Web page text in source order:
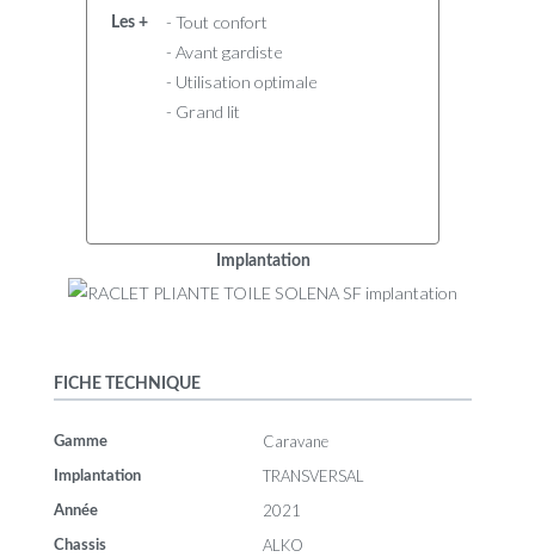
Les +
- Tout confort
- Avant gardiste
- Utilisation optimale
- Grand lit
Implantation
FICHE TECHNIQUE
Gamme Caravane
Implantation TRANSVERSAL
Année 2021
Chassis ALKO